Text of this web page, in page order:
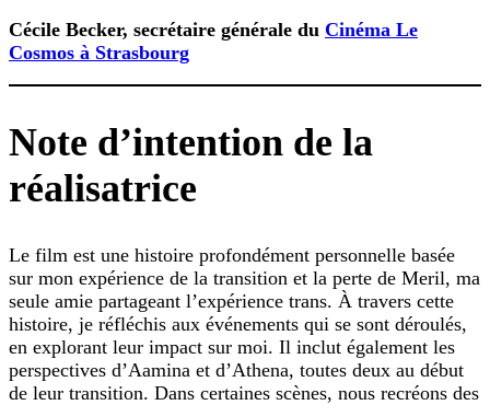
Cécile Becker, secrétaire générale du Cinéma Le
Cosmos à Strasbourg
Note d’intention de la
réalisatrice
Le film est une histoire profondément personnelle basée
sur mon expérience de la transition et la perte de Meril, ma
seule amie partageant l’expérience trans. À travers cette
histoire, je réfléchis aux événements qui se sont déroulés,
en explorant leur impact sur moi. Il inclut également les
perspectives d’Aamina et d’Athena, toutes deux au début
de leur transition. Dans certaines scènes, nous recréons des